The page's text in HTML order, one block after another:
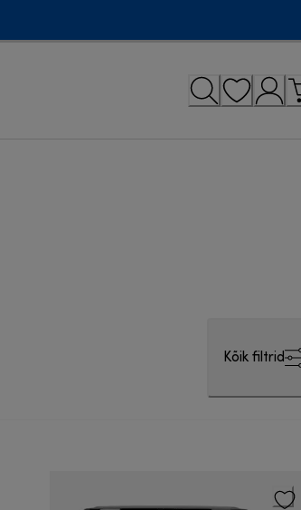
Kõik filtrid